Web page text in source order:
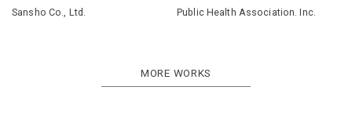
Sansho Co., Ltd. Public Health Association. Inc.
MORE WORKS